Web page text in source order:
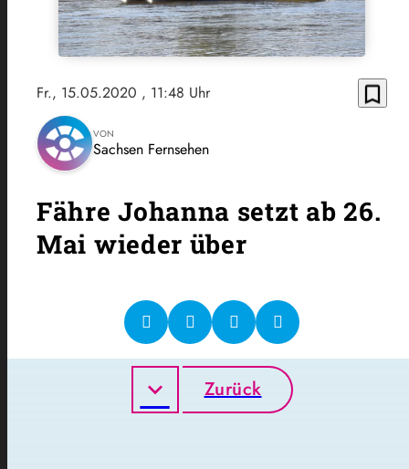
Fr., 15.05.2020 , 11:48 Uhr bookmark_border
VON
Sachsen Fernsehen
Fähre Johanna setzt ab 26.
Mai wieder über
Zurück